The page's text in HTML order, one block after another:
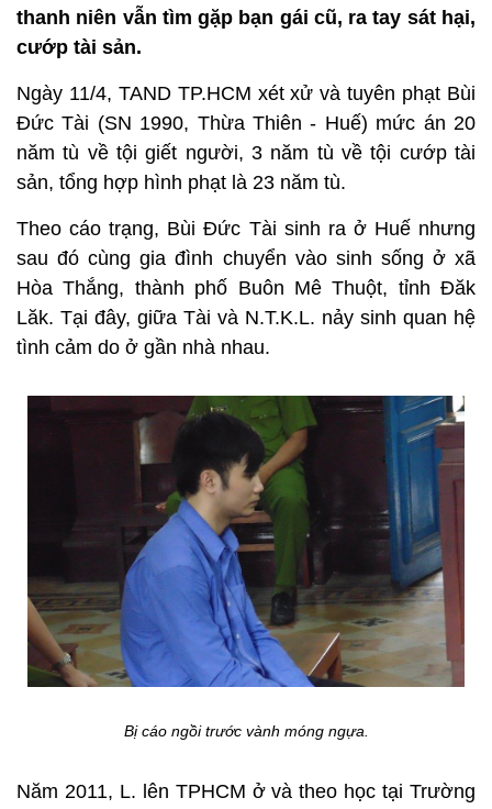
thanh niên vẫn tìm gặp bạn gái cũ, ra tay sát hại,
cướp tài sản.
Ngày 11/4, TAND TP.HCM xét xử và tuyên phạt Bùi
Đức Tài (SN 1990, Thừa Thiên - Huế) mức án 20
năm tù về tội giết người, 3 năm tù về tội cướp tài
sản, tổng hợp hình phạt là 23 năm tù.
Theo cáo trạng, Bùi Đức Tài sinh ra ở Huế nhưng
sau đó cùng gia đình chuyển vào sinh sống ở xã
Hòa Thắng, thành phố Buôn Mê Thuột, tỉnh Đăk
Lăk. Tại đây, giữa Tài và N.T.K.L. nảy sinh quan hệ
tình cảm do ở gần nhà nhau.
Bị cáo ngồi trước vành móng ngựa.
Năm 2011, L. lên TPHCM ở và theo học tại Trường